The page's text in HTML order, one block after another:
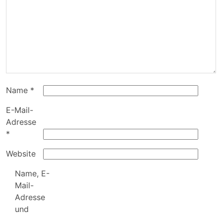
Name *
E-Mail-
Adresse
*
Website
Name, E-
Mail-
Adresse
und